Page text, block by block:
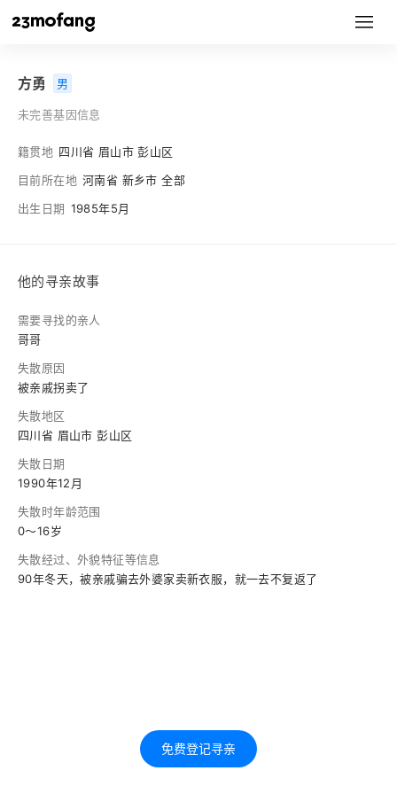
方勇 男
未完善基因信息
籍贯地 四川省 眉山市 彭山区
目前所在地 河南省 新乡市 全部
出生日期 1985年5月
他的寻亲故事
需要寻找的亲人
哥哥
失散原因
被亲戚拐卖了
失散地区
四川省 眉山市 彭山区
失散日期
1990年12月
失散时年龄范围
0～16岁
失散经过、外貌特征等信息
90年冬天，被亲戚骗去外婆家卖新衣服，就一去不复返了
免费登记寻亲